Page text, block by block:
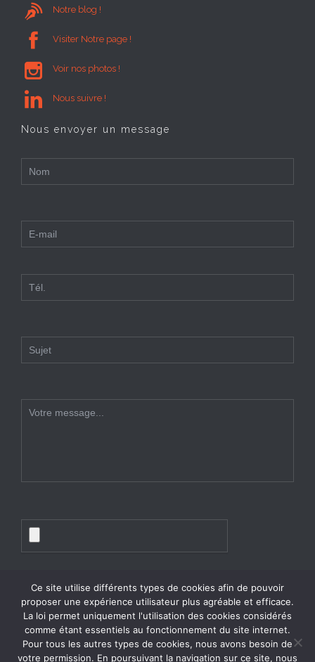
 Notre blog !
 Visiter Notre page !
 Voir nos photos !
 Nous suivre !
Nous envoyer un message
Ce site utilise différents types de cookies afin de pouvoir
proposer une expérience utilisateur plus agréable et efficace.
La loi permet uniquement l'utilisation des cookies considérés
comme étant essentiels au fonctionnement du site internet.
Pour tous les autres types de cookies, nous avons besoin de
votre permission. En poursuivant la navigation sur ce site, nous